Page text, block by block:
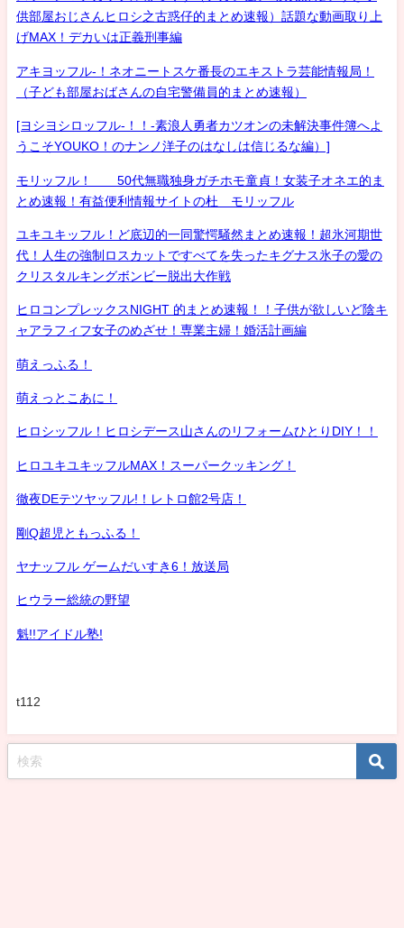
供部屋おじさんヒロシ之古惑仔的まとめ速報）話題な動画取り上
げMAX！デカいは正義刑事編
アキヨッフル-！ネオニートスケ番長のエキストラ芸能情報局！
（子ども部屋おばさんの自宅警備員的まとめ速報）
[ヨシヨシロッフル-！！-素浪人勇者カツオンの未解決事件簿へよ
うこそYOUKO！のナンノ洋子のはなしは信じるな編）]
モリッフル！ 50代無職独身ガチホモ童貞！女装子オネエ的ま
とめ速報！有益便利情報サイトの杜 モリッフル
ユキユキッフル！ど底辺的一同驚愕騒然まとめ速報！超氷河期世
代！人生の強制ロスカットですべてを失ったキグナス氷子の愛の
クリスタルキングボンビー脱出大作戦
ヒロコンプレックスNIGHT 的まとめ速報！！子供が欲しいど陰キ
ャアラフィフ女子のめざせ！専業主婦！婚活計画編
萌えっふる！
萌えっとこあに！
ヒロシッフル！ヒロシデース山さんのリフォームひとりDIY！！
ヒロユキユキッフルMAX！スーパークッキング！
徹夜DEテツヤッフル!！レトロ館2号店！
剛Q超児ともっふる！
ヤナッフル ゲームだいすき6！放送局
ヒウラー総統の野望
魁!!アイドル塾!
t112